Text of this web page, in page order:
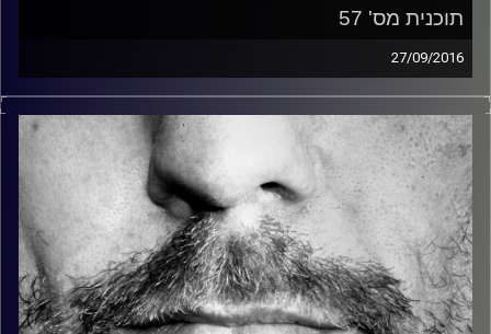
תוכנית מס' 57
27/09/2016
זיפים, מוזיקה מחוספסת של הופעות חיות. הרבה ג'אם, רוק,
בלוז, bluegrass, ג'אז, Fאנק, פרוגרסיב ואפילו אלקטרוניקה.
כל מה שחי, אמיתי ונושם.
עם שמוליק רגב.
קרדיט תמונות: David Goehring